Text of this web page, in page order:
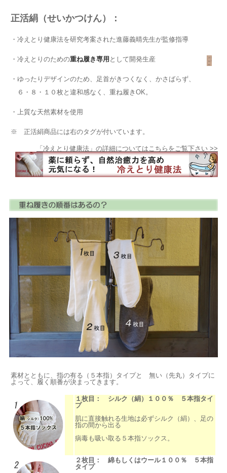
正活絹（せいかつけん）：
・冷えとり健康法を研究考案された進藤義晴先生が監修指導
・冷えとりのための重ね履き専用 として開発生産
・ゆったりデザインのため、足首がきつくなく、かさばらず、
６・８・１０枚と違和感なく、重ね履きOK。
・上質な天然素材を使用
※ 正活絹商品には右のタグが付いています。
「冷えとり健康法」の詳細についてはこちらをご覧下さい >>
素材とともに、指の有る（５本指）タイプと 無い（先丸）タイプに
よって、履く順番が決まってきます。
１枚目： シルク（絹）１００％ ５本指タイ
プ
肌に直接触れる生地は必ずシルク（絹）、足の
指の間から出る
病毒も吸い取る５本指ソックス。
２枚目： 綿もしくはウール１００％ ５本指
タイプ